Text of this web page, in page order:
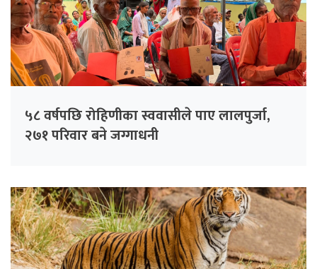
५८ वर्षपछि रोहिणीका स्ववासीले पाए लालपुर्जा,
२७१ परिवार बने जग्गाधनी